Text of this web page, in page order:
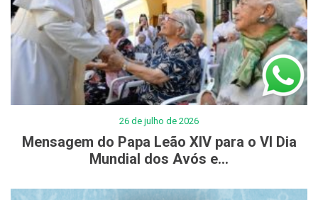
26 de julho de 2026
Mensagem do Papa Leão XIV para o VI Dia
Mundial dos Avós e...